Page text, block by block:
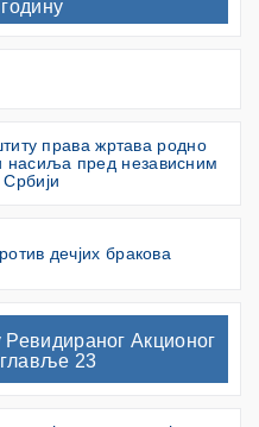
права жртава родно
насиља пред независним
дечјих бракова
Акционог
23